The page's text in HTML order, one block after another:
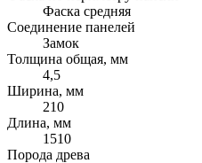
Фаска средняя
Соединение панелей
Замок
Толщина общая, мм
4,5
Ширина, мм
210
Длина, мм
1510
Порода древа